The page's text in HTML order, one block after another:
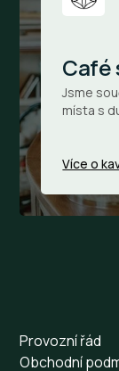
Café
Jsme
místa s
Více o
Provozní řád
Obchodní